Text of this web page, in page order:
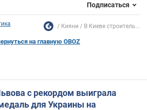
Подписаться
Кияни В Киеве строитель...
на главную OBOZ
с рекордом выиграла
для Украины на